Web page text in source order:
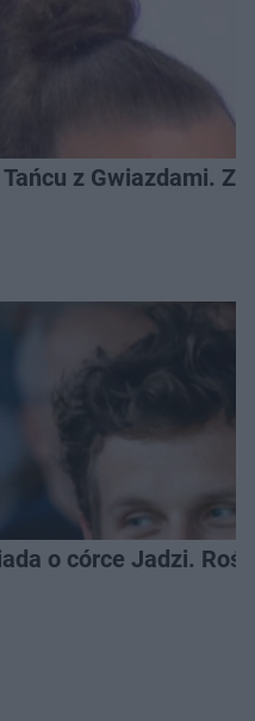
z Gwiazdami.
o córce Jadzi.